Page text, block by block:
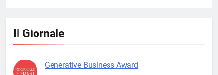
Il Giornale
Generative Business Award